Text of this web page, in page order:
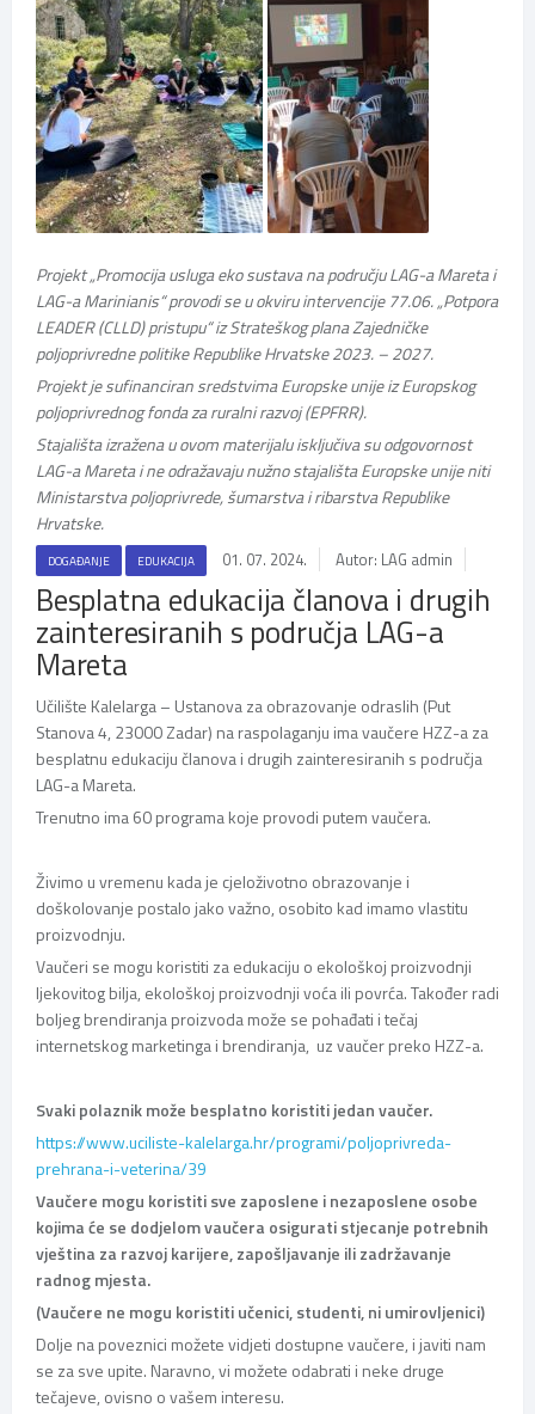
Projekt „Promocija usluga eko sustava na području LAG-a Mareta i
LAG-a Marinianis“ provodi se u okviru intervencije 77.06. „Potpora
LEADER (CLLD) pristupu“ iz Strateškog plana Zajedničke
poljoprivredne politike Republike Hrvatske 2023. – 2027.
Projekt je sufinanciran sredstvima Europske unije iz Europskog
poljoprivrednog fonda za ruralni razvoj (EPFRR).
Stajališta izražena u ovom materijalu isključiva su odgovornost
LAG-a Mareta i ne odražavaju nužno stajališta Europske unije niti
Ministarstva poljoprivrede, šumarstva i ribarstva Republike
Hrvatske.
DOGAĐANJE EDUKACIJA 01. 07. 2024. Autor: LAG admin
Besplatna edukacija članova i drugih
zainteresiranih s područja LAG-a
Mareta
Učilište Kalelarga – Ustanova za obrazovanje odraslih (Put
Stanova 4, 23000 Zadar) na raspolaganju ima vaučere HZZ-a za
besplatnu edukaciju članova i drugih zainteresiranih s područja
LAG-a Mareta.
Trenutno ima 60 programa koje provodi putem vaučera.
Živimo u vremenu kada je cjeloživotno obrazovanje i
doškolovanje postalo jako važno, osobito kad imamo vlastitu
proizvodnju.
Vaučeri se mogu koristiti za edukaciju o ekološkoj proizvodnji
ljekovitog bilja, ekološkoj proizvodnji voća ili povrća. Također radi
boljeg brendiranja proizvoda može se pohađati i tečaj
internetskog marketinga i brendiranja, uz vaučer preko HZZ-a.
Svaki polaznik može besplatno koristiti jedan vaučer.
https://www.uciliste-kalelarga.hr/programi/poljoprivreda-
prehrana-i-veterina/39
Vaučere mogu koristiti sve zaposlene i nezaposlene osobe
kojima će se dodjelom vaučera osigurati stjecanje potrebnih
vještina za razvoj karijere, zapošljavanje ili zadržavanje
radnog mjesta.
(Vaučere ne mogu koristiti učenici, studenti, ni umirovljenici)
Dolje na poveznici možete vidjeti dostupne vaučere, i javiti nam
se za sve upite. Naravno, vi možete odabrati i neke druge
tečajeve, ovisno o vašem interesu.